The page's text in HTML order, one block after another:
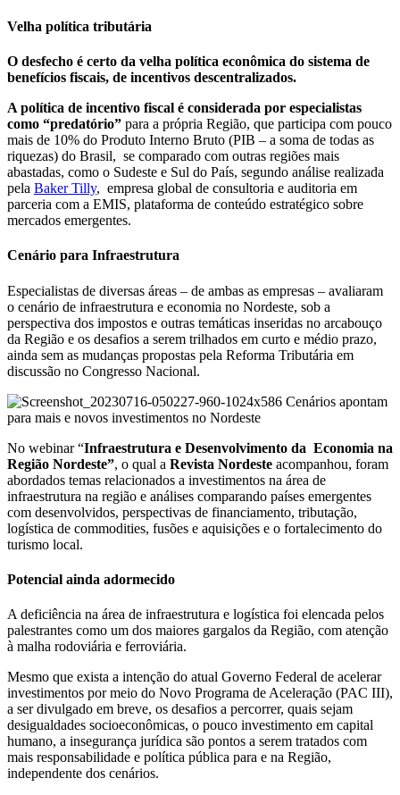
Velha política tributária
O desfecho é certo da velha política econômica do sistema de
benefícios fiscais, de incentivos descentralizados.
A política de incentivo fiscal é considerada por especialistas
como “predatório” para a própria Região, que participa com pouco
mais de 10% do Produto Interno Bruto (PIB – a soma de todas as
riquezas) do Brasil, se comparado com outras regiões mais
abastadas, como o Sudeste e Sul do País, segundo análise realizada
pela Baker Tilly, empresa global de consultoria e auditoria em
parceria com a EMIS, plataforma de conteúdo estratégico sobre
mercados emergentes.
Cenário para Infraestrutura
Especialistas de diversas áreas – de ambas as empresas – avaliaram
o cenário de infraestrutura e economia no Nordeste, sob a
perspectiva dos impostos e outras temáticas inseridas no arcabouço
da Região e os desafios a serem trilhados em curto e médio prazo,
ainda sem as mudanças propostas pela Reforma Tributária em
discussão no Congresso Nacional.
No webinar “Infraestrutura e Desenvolvimento da Economia na
Região Nordeste”, o qual a Revista Nordeste acompanhou, foram
abordados temas relacionados a investimentos na área de
infraestrutura na região e análises comparando países emergentes
com desenvolvidos, perspectivas de financiamento, tributação,
logística de commodities, fusões e aquisições e o fortalecimento do
turismo local.
Potencial ainda adormecido
A deficiência na área de infraestrutura e logística foi elencada pelos
palestrantes como um dos maiores gargalos da Região, com atenção
à malha rodoviária e ferroviária.
Mesmo que exista a intenção do atual Governo Federal de acelerar
investimentos por meio do Novo Programa de Aceleração (PAC III),
a ser divulgado em breve, os desafios a percorrer, quais sejam
desigualdades socioeconômicas, o pouco investimento em capital
humano, a insegurança jurídica são pontos a serem tratados com
mais responsabilidade e política pública para e na Região,
independente dos cenários.